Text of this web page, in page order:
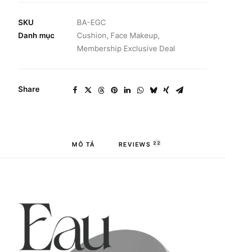
số
lượng
SKU
BA-EGC
Danh mục
Cushion, Face Makeup,
Membership Exclusive Deal
Share
MÔ TẢ REVIEWS 22